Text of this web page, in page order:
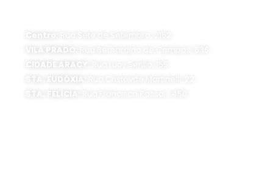
VILA PRADO:
CIDADE ARACY:
STA. EUDÓXIA:
STA. FELÍCIA: